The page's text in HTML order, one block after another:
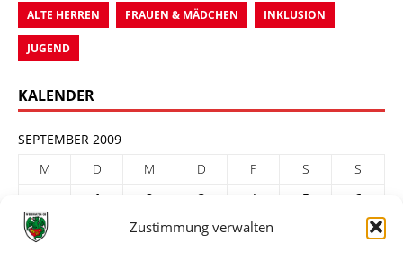
Zustimmung verwalten
ALTE HERREN FRAUEN & MÄDCHEN INKLUSION
JUGEND
KALENDER
SEPTEMBER 2009
M
D M D F S
S
1
2 3 4 5
6
7
9 10 11